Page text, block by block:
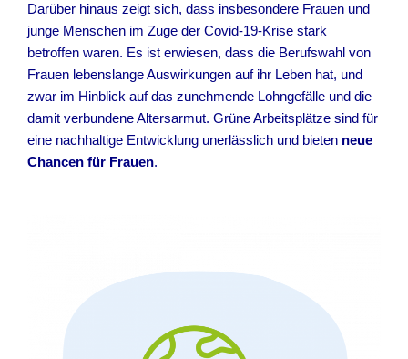
Darüber hinaus zeigt sich, dass insbesondere Frauen und
junge Menschen im Zuge der Covid-19-Krise stark
betroffen waren. Es ist erwiesen, dass die Berufswahl von
Frauen lebenslange Auswirkungen auf ihr Leben hat, und
zwar im Hinblick auf das zunehmende Lohngefälle und die
damit verbundene Altersarmut. Grüne Arbeitsplätze sind für
eine nachhaltige Entwicklung unerlässlich und bieten neue
Chancen für Frauen.